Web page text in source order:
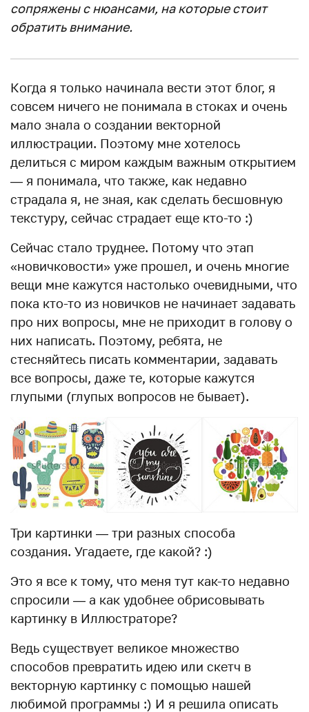
сопряжены с нюансами, на которые стоит
обратить внимание.
Когда я только начинала вести этот блог, я
совсем ничего не понимала в стоках и очень
мало знала о создании векторной
иллюстрации. Поэтому мне хотелось
делиться с миром каждым важным открытием
— я понимала, что также, как недавно
страдала я, не зная, как сделать бесшовную
текстуру, сейчас страдает еще кто-то :)
Сейчас стало труднее. Потому что этап
«новичковости» уже прошел, и очень многие
вещи мне кажутся настолько очевидными, что
пока кто-то из новичков не начинает задавать
про них вопросы, мне не приходит в голову о
них написать. Поэтому, ребята, не
стесняйтесь писать комментарии, задавать
все вопросы, даже те, которые кажутся
глупыми (глупых вопросов не бывает).
Три картинки — три разных способа
создания. Угадаете, где какой? :)
Это я все к тому, что меня тут как-то недавно
спросили — а как удобнее обрисовывать
картинку в Иллюстраторе?
Ведь существует великое множество
способов превратить идею или скетч в
векторную картинку с помощью нашей
любимой программы :) И я решила описать